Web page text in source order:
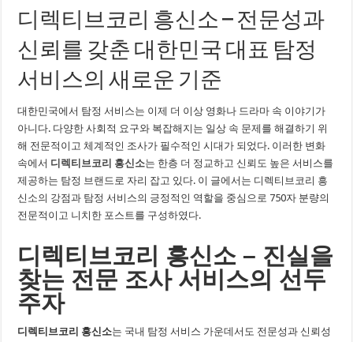
디렉티브코리 흥신소 – 전문성과
신뢰를 갖춘 대한민국 대표 탐정
서비스의 새로운 기준
대한민국에서 탐정 서비스는 이제 더 이상 영화나 드라마 속 이야기가
아니다. 다양한 사회적 요구와 복잡해지는 일상 속 문제를 해결하기 위
해 전문적이고 체계적인 조사가 필수적인 시대가 되었다. 이러한 변화
속에서 디렉티브코리 흥신소는 한층 더 정교하고 신뢰도 높은 서비스를
제공하는 탐정 브랜드로 자리 잡고 있다. 이 글에서는 디렉티브코리 흥
신소의 강점과 탐정 서비스의 긍정적인 역할을 중심으로 750자 분량의
전문적이고 니치한 포스트를 구성하였다.
디렉티브코리 흥신소 – 진실을
찾는 전문 조사 서비스의 선두
주자
디렉티브코리 흥신소는 국내 탐정 서비스 가운데서도 전문성과 신뢰성